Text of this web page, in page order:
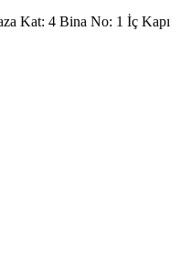
Kat: 4 Bina No: 1 İç Kapı